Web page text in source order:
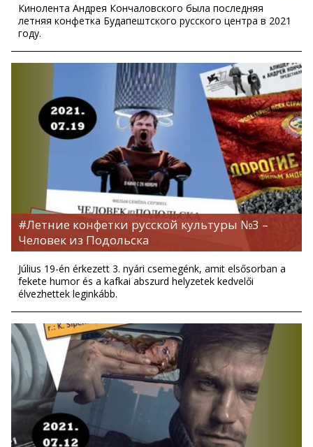
Кинолента Андрея Кончаловского была последняя
летняя конфетка Будапештского русского центра в 2021
году.
#Летние конфетки русской культуры №3 –
Человек из Подольска
Július 19-én érkezett 3. nyári csemegénk, amit elsősorban a
fekete humor és a kafkai abszurd helyzetek kedvelői
élvezhettek leginkább.